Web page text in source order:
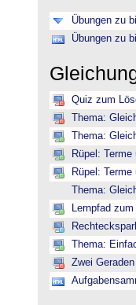
Übungen zu
Übungen zu
Quiz zum
Thema:
Thema:
Rüpel:
Rüpel:
Thema:
Lernpfad
Thema:
Zwei